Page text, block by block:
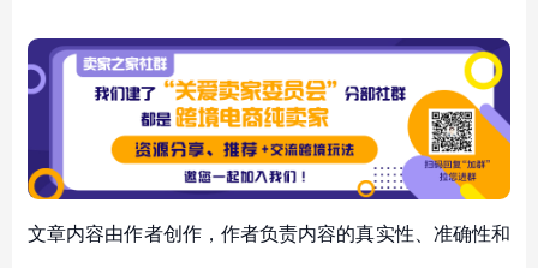
文章内容由作者创作，作者负责内容的真实性、准确性和